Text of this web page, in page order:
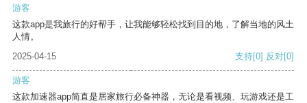
游客
这款app是我旅行的好帮手，让我能够轻松找到目的地，了解当地的风土
人情。
2025-04-15
支持[0] 反对[0]
游客
这款加速器app简直是居家旅行必备神器，无论是看视频、玩游戏还是工